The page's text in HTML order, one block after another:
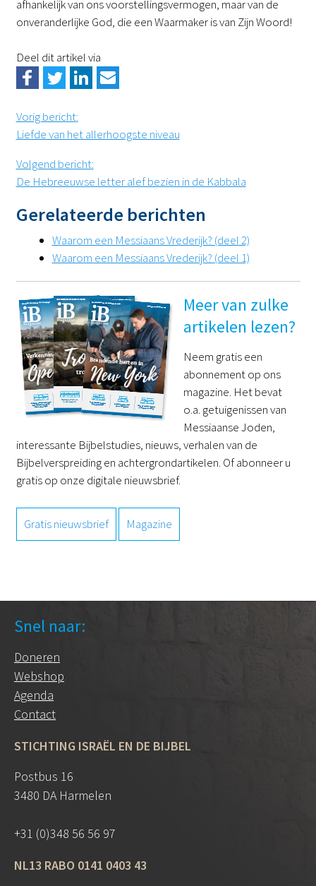
afhankelijk van ons voorstellingsvermogen, maar van de
onveranderlijke God, die een Waarmaker is van Zijn Woord!
Deel dit artikel via
Vorig bericht:
Liefde van het allerhoogste niveau
Volgend bericht:
De Hebreeuwse letter alef bezien in de Kabbala
Gerelateerde berichten
Waarom een Messiaans Vrederijk? (deel 2)
Waarom een Messiaans Vrederijk? (deel 1)
Meer van zulke
artikelen lezen?
Neem gratis een
abonnement op ons
magazine. Het bevat
o.a. getuigenissen van
Messiaanse Joden,
interessante Bijbelstudies, nieuws, verhalen van de
Bijbelverspreiding en achtergrondartikelen. Of abonneer u
gratis op onze digitale nieuwsbrief.
Gratis nieuwsbrief Magazine
Snel naar:
Doneren
Webshop
Agenda
Contact
STICHTING ISRAËL EN DE BIJBEL
Postbus 16
3480 DA Harmelen
+31 (0)348 56 56 97
NL13 RABO 0141 0403 43